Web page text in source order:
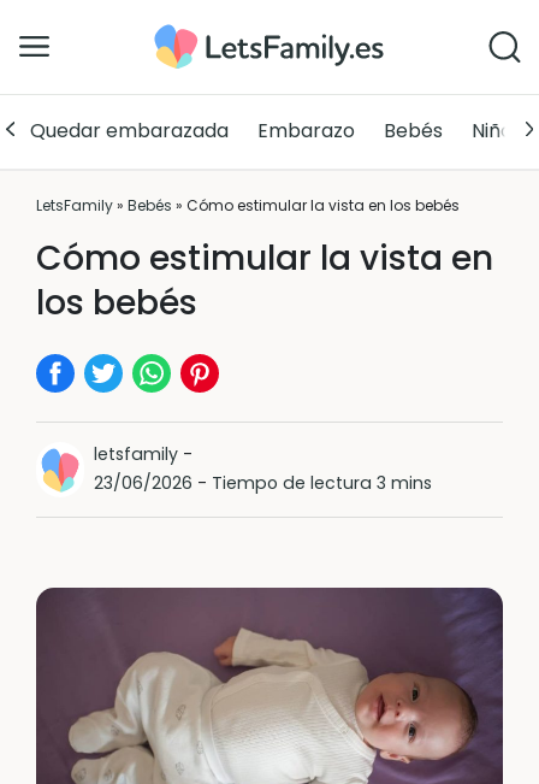
Quedar embarazada Embarazo Bebés Niños
LetsFamily» Bebés » Cómo estimular la vista en los bebés
Cómo estimular la vista en
los bebés
letsfamily-
23/06/2026 - Tiempo de lectura 3 mins